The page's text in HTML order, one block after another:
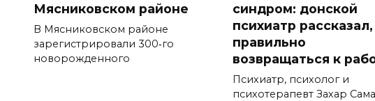
Мясниковском районе
В Мясниковском районе
зарегистрировали 300‑го
новорожденного
синдром: донской
психиатр
правильно
возвращаться к
Психиатр, психолог и
психотерапевт Захар